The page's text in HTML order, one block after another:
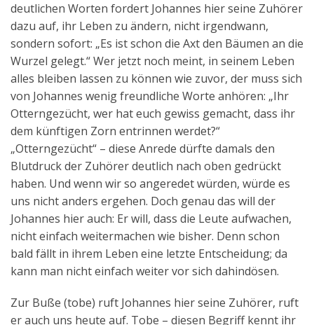
deutlichen Worten fordert Johannes hier seine Zuhörer
dazu auf, ihr Leben zu ändern, nicht irgendwann,
sondern sofort: „Es ist schon die Axt den Bäumen an die
Wurzel gelegt.“ Wer jetzt noch meint, in seinem Leben
alles bleiben lassen zu können wie zuvor, der muss sich
von Johannes wenig freundliche Worte anhören: „Ihr
Otterngezücht, wer hat euch gewiss gemacht, dass ihr
dem künftigen Zorn entrinnen werdet?“
„Otterngezücht“ – diese Anrede dürfte damals den
Blutdruck der Zuhörer deutlich nach oben gedrückt
haben. Und wenn wir so angeredet würden, würde es
uns nicht anders ergehen. Doch genau das will der
Johannes hier auch: Er will, dass die Leute aufwachen,
nicht einfach weitermachen wie bisher. Denn schon
bald fällt in ihrem Leben eine letzte Entscheidung; da
kann man nicht einfach weiter vor sich dahindösen.
Zur Buße (tobe) ruft Johannes hier seine Zuhörer, ruft
er auch uns heute auf. Tobe – diesen Begriff kennt ihr